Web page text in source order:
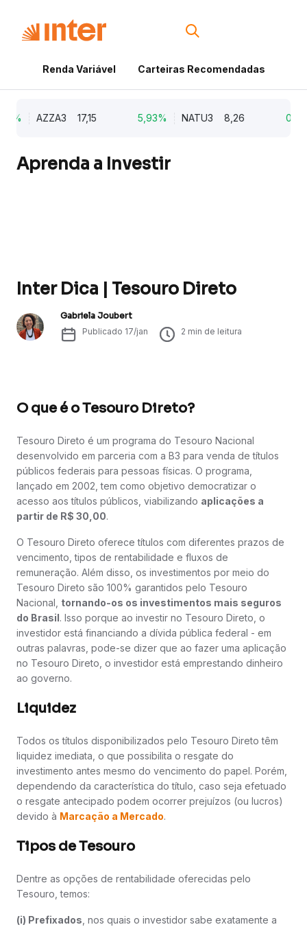
Renda Variável Carteiras Recomendadas
AZZA3 17,15 5,93% NATU3 8,26
Aprenda a Investir
Inter Dica | Tesouro Direto
Gabriela Joubert
Publicado 17/jan 2 min de leitura
O que é o Tesouro Direto?
Tesouro Direto é um programa do Tesouro Nacional
desenvolvido em parceria com a B3 para venda de títulos
públicos federais para pessoas físicas. O programa,
lançado em 2002, tem como objetivo democratizar o
acesso aos títulos públicos, viabilizando aplicações a
partir de R$ 30,00.
O Tesouro Direto oferece títulos com diferentes prazos de
vencimento, tipos de rentabilidade e fluxos de
remuneração. Além disso, os investimentos por meio do
Tesouro Direto são 100% garantidos pelo Tesouro
Nacional, tornando-os os investimentos mais seguros
do Brasil. Isso porque ao investir no Tesouro Direto, o
investidor está financiando a dívida pública federal - em
outras palavras, pode-se dizer que ao fazer uma aplicação
no Tesouro Direto, o investidor está emprestando dinheiro
ao governo.
Liquidez
Todos os títulos disponibilizados pelo Tesouro Direto têm
liquidez imediata, o que possibilita o resgate do
investimento antes mesmo do vencimento do papel. Porém,
dependendo da característica do título, caso seja efetuado
o resgate antecipado podem ocorrer prejuízos (ou lucros)
devido à Marcação a Mercado.
Tipos de Tesouro
Dentre as opções de rentabilidade oferecidas pelo
Tesouro, temos:
(i) Prefixados , nos quais o investidor sabe exatamente a